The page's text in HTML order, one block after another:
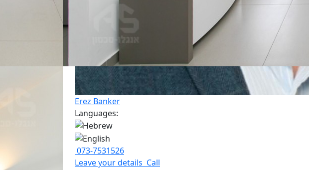
Erez Banker
Languages:
073-7531526
Leave your details Call